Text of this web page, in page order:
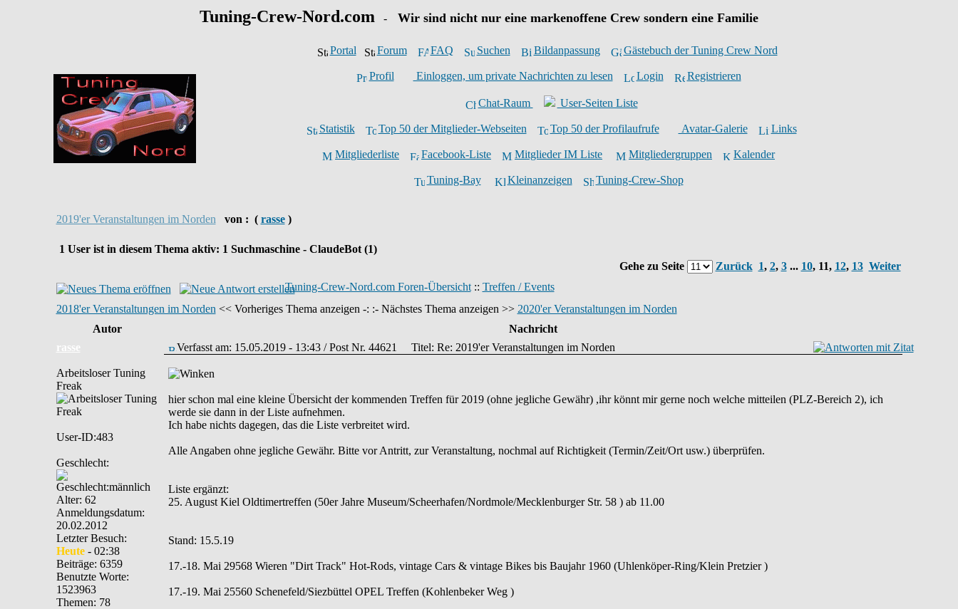
Tuning-Crew-Nord.com - Wir sind nicht nur eine markenoffene Crew sondern eine Familie
Portal Forum FAQ Suchen Bildanpassung Gästebuch der Tuning Crew Nord
Profil Einloggen, um private Nachrichten zu lesen Login Registrieren
Chat-Raum User-Seiten Liste
Statistik Top 50 der Mitglieder-Webseiten Top 50 der Profilaufrufe Avatar-Galerie Links
Mitgliederliste Facebook-Liste Mitglieder IM Liste Mitgliedergruppen Kalender
Tuning-Bay Kleinanzeigen Tuning-Crew-Shop
2019'er Veranstaltungen im Norden von : ( rasse)
1 User ist in diesem Thema aktiv: 1 Suchmaschine - ClaudeBot (1)
Gehe zu Seite
Zurück 1, 2, 3... 10, 11, 12, 13 Weiter
Tuning-Crew-Nord.com Foren-Übersicht:: Treffen / Events
2018'er Veranstaltungen im Norden << Vorheriges Thema anzeigen -: :- Nächstes Thema anzeigen >> 2020'er Veranstaltungen im Norden
Autor
Nachricht
rasse
Arbeitsloser Tuning
Freak
User-ID:483
Geschlecht:
Alter: 62
Anmeldungsdatum:
20.02.2012
Letzter Besuch:
Heute- 02:38
Beiträge: 6359
Benutzte Worte:
1523963
Themen: 78
Verfasst am: 15.05.2019 - 13:43 / Post Nr. 44621 Titel: Re: 2019'er Veranstaltungen im Norden
hier schon mal eine kleine Übersicht der kommenden Treffen für 2019 (ohne jegliche Gewähr) ,ihr könnt mir gerne noch welche mitteilen (PLZ-Bereich 2), ich
werde sie dann in der Liste aufnehmen.
Ich habe nichts dagegen, das die Liste verbreitet wird.
Alle Angaben ohne jegliche Gewähr. Bitte vor Antritt, zur Veranstaltung, nochmal auf Richtigkeit (Termin/Zeit/Ort usw.) überprüfen.
Liste ergänzt:
25. August Kiel Oldtimertreffen (50er Jahre Museum/Scheerhafen/Nordmole/Mecklenburger Str. 58 ) ab 11.00
Stand: 15.5.19
17.-18. Mai 29568 Wieren "Dirt Track" Hot-Rods, vintage Cars & vintage Bikes bis Baujahr 1960 (Uhlenköper-Ring/Klein Pretzier )
17.-19. Mai 25560 Schenefeld/Siezbüttel OPEL Treffen (Kohlenbeker Weg )